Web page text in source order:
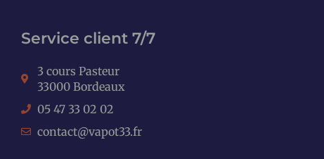
Service client 7/7
3 cours Pasteur
33000 Bordeaux
05 47 33 02 02
contact@vapot33.fr